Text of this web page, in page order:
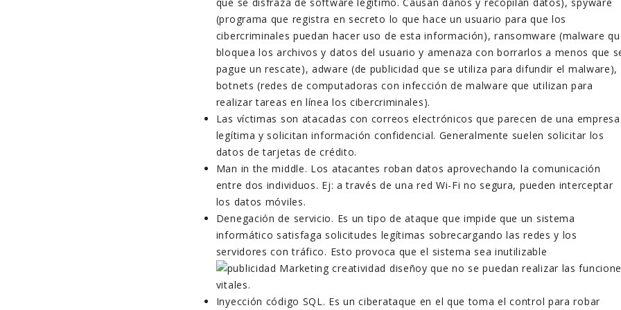
(programa que registra en secreto lo que hace un usuario para que los
cibercriminales puedan hacer uso de esta información), ransomware (malware
bloquea los archivos y datos del usuario y amenaza con borrarlos a menos que
pague un rescate), adware (de publicidad que se utiliza para difundir el malware),
botnets (redes de computadoras con infección de malware que utilizan para
realizar tareas en línea los cibercriminales).
Las víctimas son atacadas con correos electrónicos que parecen de una empresa
legítima y solicitan información confidencial. Generalmente suelen solicitar los
datos de tarjetas de crédito.
Man in the middle. Los atacantes roban datos aprovechando la comunicación
entre dos individuos. Ej: a través de una red Wi-Fi no segura, pueden interceptar
los datos móviles.
Denegación de servicio. Es un tipo de ataque que impide que un sistema
informático satisfaga solicitudes legítimas sobrecargando las redes y los
servidores con tráfico. Esto provoca que el sistema sea inutilizable
y que no se puedan realizar las
vitales.
Inyección código SQL. Es un ciberataque en el que toma el control para robar